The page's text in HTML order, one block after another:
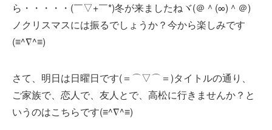
ら・・・・・(￣▽+￣*)冬が来ましたねヾ(＠＾(∞)＾＠)
ノクリスマスには振るでしょうか？今から楽しみです
(≡^∇^≡)
さて、明日は日曜日です(＝⌒▽⌒＝)タイトルの通り、
ご家族で、恋人で、友人とで、高松に行きませんか？と
いうのはこちらです(≡^∇^≡)